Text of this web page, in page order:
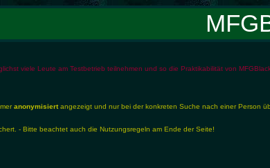
viele Leute am Testbetrieb teilnehmen und so die Praktikabilität von
anonymisiertangezeigt und nur bei der konkreten Suche nach einer Person
- Bitte beachtet auch die Nutzungsregeln am Ende der Seite!